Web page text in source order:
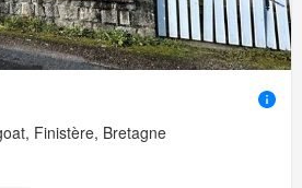
Finistère, Bretagne